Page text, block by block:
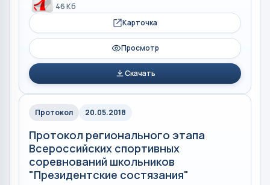
46 Кб
Карточка
Просмотр
Скачать
Протокол 20.05.2018
Протокол регионального этапа
Всероссийских спортивных
соревнований школьников
"Президентские состязания"